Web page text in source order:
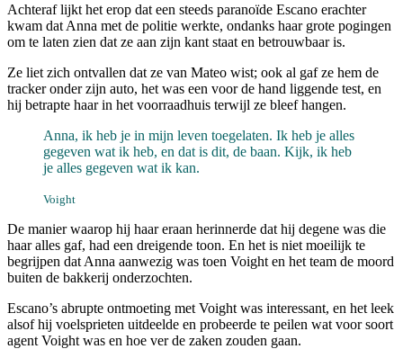
Achteraf lijkt het erop dat een steeds paranoïde Escano erachter
kwam dat Anna met de politie werkte, ondanks haar grote pogingen
om te laten zien dat ze aan zijn kant staat en betrouwbaar is.
Ze liet zich ontvallen dat ze van Mateo wist; ook al gaf ze hem de
tracker onder zijn auto, het was een voor de hand liggende test, en
hij betrapte haar in het voorraadhuis terwijl ze bleef hangen.
Anna, ik heb je in mijn leven toegelaten. Ik heb je alles
gegeven wat ik heb, en dat is dit, de baan. Kijk, ik heb
je alles gegeven wat ik kan.
Voight
De manier waarop hij haar eraan herinnerde dat hij degene was die
haar alles gaf, had een dreigende toon. En het is niet moeilijk te
begrijpen dat Anna aanwezig was toen Voight en het team de moord
buiten de bakkerij onderzochten.
Escano’s abrupte ontmoeting met Voight was interessant, en het leek
alsof hij voelsprieten uitdeelde en probeerde te peilen wat voor soort
agent Voight was en hoe ver de zaken zouden gaan.